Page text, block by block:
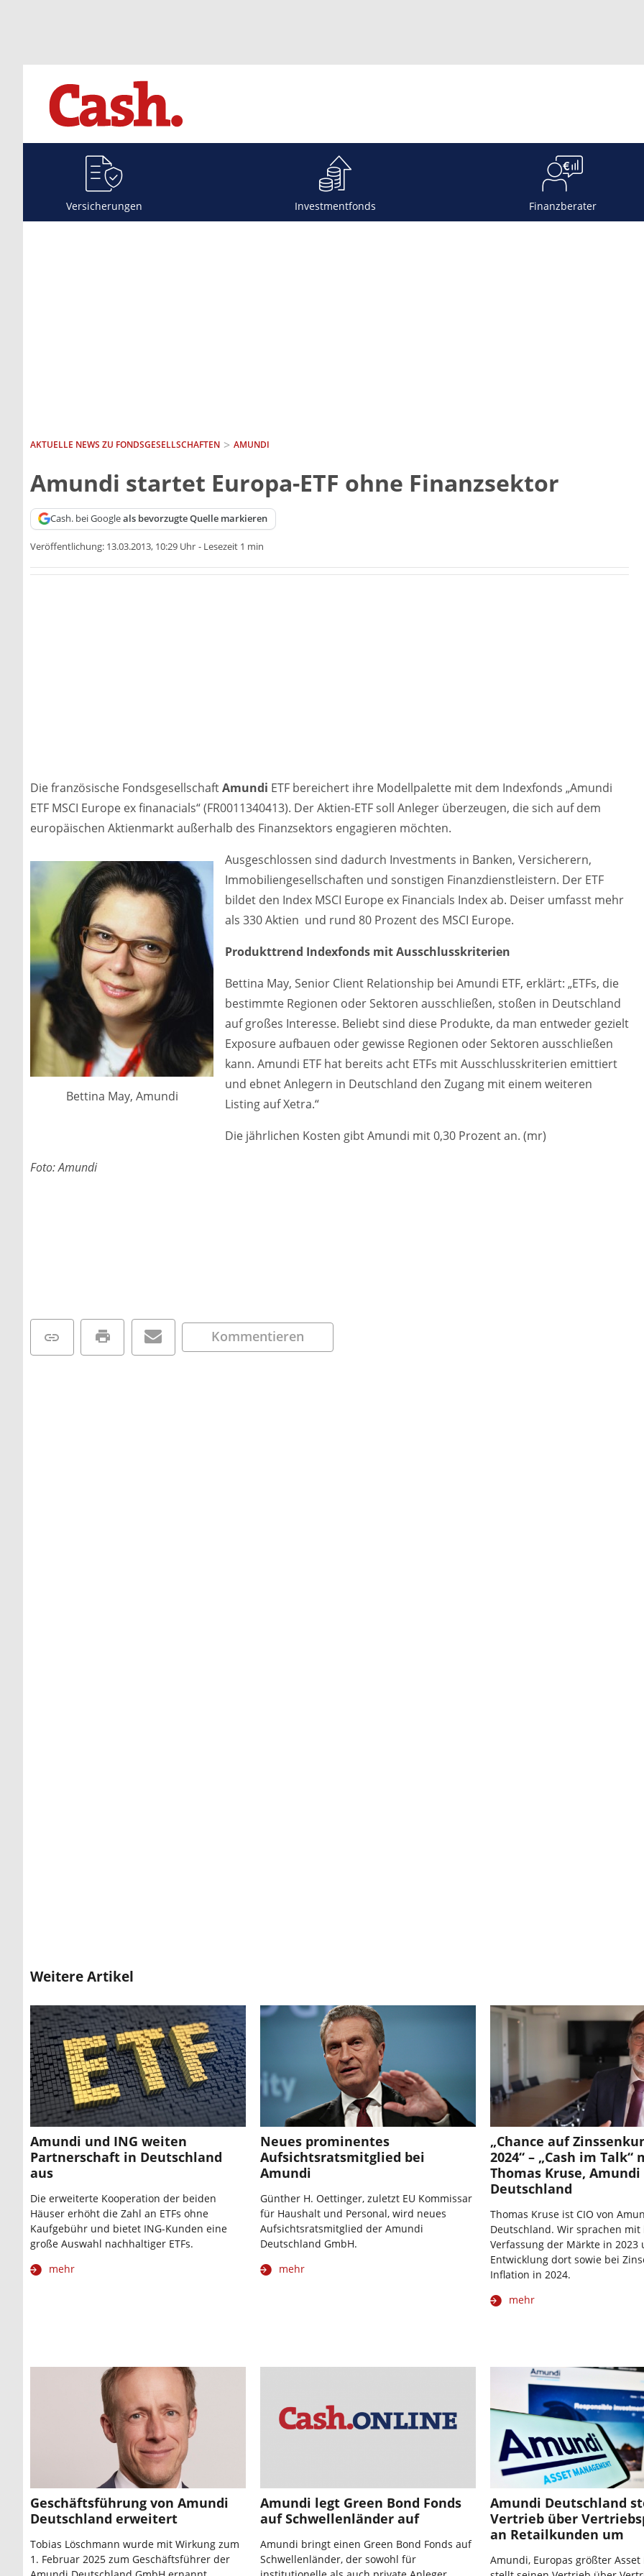
Versicherungen Investmentfonds Finanzberater
AKTUELLE NEWS ZU FONDSGESELLSCHAFTEN AMUNDI
Amundi startet Europa-ETF ohne Finanzsektor
Cash. bei Googleals bevorzugte Quelle markieren
Veröffentlichung: 13.03.2013, 10:29 Uhr - Lesezeit 1 min
Die französische FondsgesellschaftAmundi ETF bereichert ihre Modellpalette mit dem Indexfonds „Amundi
ETF MSCI Europe ex finanacials“ (FR0011340413). Der Aktien-ETF soll Anleger überzeugen, die sich auf dem
europäischen Aktienmarkt außerhalb des Finanzsektors engagieren möchten.
Bettina May, Amundi
Ausgeschlossen sind dadurch Investments in Banken, Versicherern,
Immobiliengesellschaften und sonstigen Finanzdienstleistern. Der ETF
bildet den Index MSCI Europe ex Financials Index ab. Deiser umfasst mehr
als 330 Aktien und rund 80 Prozent des MSCI Europe.
Produkttrend Indexfonds mit Ausschlusskriterien
Bettina May, Senior Client Relationship bei Amundi ETF, erklärt: „ETFs, die
bestimmte Regionen oder Sektoren ausschließen, stoßen in Deutschland
auf großes Interesse. Beliebt sind diese Produkte, da man entweder gezielt
Exposure aufbauen oder gewisse Regionen oder Sektoren ausschließen
kann. Amundi ETF hat bereits acht ETFs mit Ausschlusskriterien emittiert
und ebnet Anlegern in Deutschland den Zugang mit einem weiteren
Listing auf Xetra.“
Die jährlichen Kosten gibt Amundi mit 0,30 Prozent an. (mr)
Foto: Amundi
Kommentieren
Weitere Artikel
Amundi und ING weiten
Partnerschaft in Deutschland
aus
Die erweiterte Kooperation der beiden
Häuser erhöht die Zahl an ETFs ohne
Kaufgebühr und bietet ING-Kunden eine
große Auswahl nachhaltiger ETFs.
mehr
Neues prominentes
Aufsichtsratsmitglied bei
Amundi
Günther H. Oettinger, zuletzt EU Kommissar
für Haushalt und Personal, wird neues
Aufsichtsratsmitglied der Amundi
Deutschland GmbH.
mehr
„Chance auf
2024“ – „Cash im Talk“
Thomas Kruse, Amundi
Deutschland
Thomas Kruse ist CIO von
Deutschland. Wir sprachen
Verfassung der Märkte in 2023
Entwicklung dort sowie bei
Inflation in 2024.
mehr
Geschäftsführung von Amundi
Deutschland erweitert
Tobias Löschmann wurde mit Wirkung zum
1. Februar 2025 zum Geschäftsführer der
Amundi legt Green Bond Fonds
auf Schwellenländer auf
Amundi bringt einen Green Bond Fonds auf
Schwellenländer, der sowohl für
Amundi Deutschland
Vertrieb über
an Retailkunden um
Amundi, Europas größter Asset